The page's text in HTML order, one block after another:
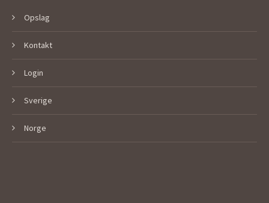
Opslag
Kontakt
Login
Sverige
Norge